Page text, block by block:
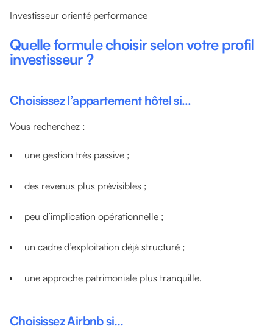
Investisseur orienté performance
Quelle formule choisir selon votre profil
investisseur ?
Choisissez l’appartement hôtel si…
Vous recherchez :
une gestion très passive ;
des revenus plus prévisibles ;
peu d’implication opérationnelle ;
un cadre d’exploitation déjà structuré ;
une approche patrimoniale plus tranquille.
Choisissez Airbnb si…